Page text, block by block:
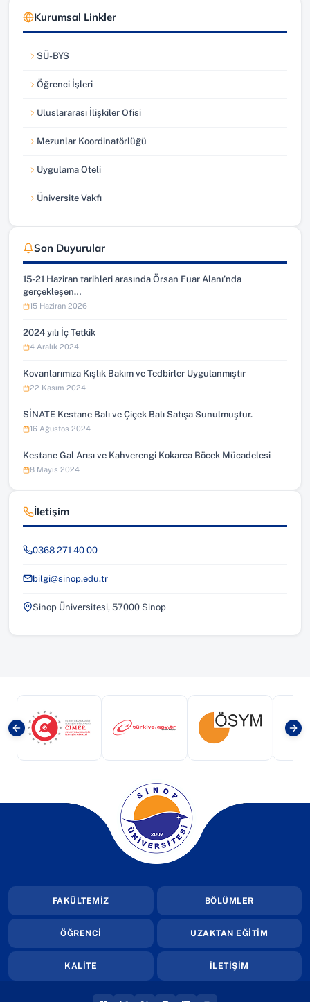
Kurumsal Linkler
SÜ-BYS
(yeni sekmede açılır)
Öğrenci İşleri
(yeni sekmede açılır)
Uluslararası İlişkiler Ofisi
(yeni sekmede açılır)
Mezunlar Koordinatörlüğü
(yeni sekmede açılır)
Uygulama Oteli
(yeni sekmede açılır)
Üniversite Vakfı
(yeni sekmede açılır)
Son Duyurular
15-21 Haziran tarihleri arasında Örsan Fuar Alanı’nda
gerçekleşen…
15 Haziran 2026
2024 yılı İç Tetkik
4 Aralık 2024
Kovanlarımıza Kışlık Bakım ve Tedbirler Uygulanmıştır
22 Kasım 2024
SİNATE Kestane Balı ve Çiçek Balı Satışa Sunulmuştur.
16 Ağustos 2024
Kestane Gal Arısı ve Kahverengi Kokarca Böcek Mücadelesi
8 Mayıs 2024
İletişim
0368 271 40 00
bilgi@sinop.edu.tr
Sinop Üniversitesi, 57000 Sinop
(yeni sekmede açılır)(yeni sekmede açılır)(yeni sekmede
(yeni sekmede açılır)
FAKÜLTEMİZ BÖLÜMLER
ÖĞRENCİ UZAKTAN EĞİTİM
KALİTE İLETİŞİM